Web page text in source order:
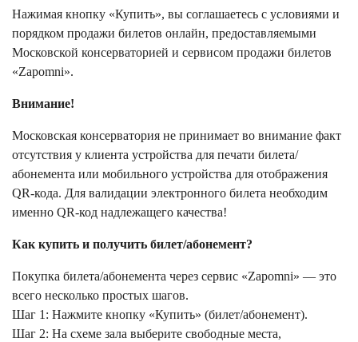
Нажимая кнопку «Купить», вы соглашаетесь с условиями и
порядком продажи билетов онлайн, предоставляемыми
Московской консерваторией и сервисом продажи билетов
«Zapomni».
Внимание!
Московская консерватория не принимает во внимание факт
отсутствия у клиента устройства для печати билета/
абонемента или мобильного устройства для отображения
QR-кода. Для валидации электронного билета необходим
именно QR-код надлежащего качества!
Как купить и получить билет/абонемент?
Покупка билета/абонемента через сервис «Zapomni» — это
всего несколько простых шагов.
Шаг 1: Нажмите кнопку «Купить» (билет/абонемент).
Шаг 2: На схеме зала выберите свободные места,